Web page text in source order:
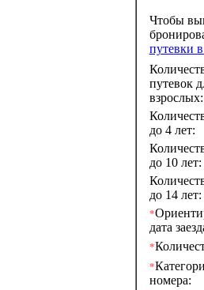
Чтобы
путевки
путевок
взрослых:
до 4 лет:
до 10 лет:
до 14 лет:
*
дата
*
*
номера: